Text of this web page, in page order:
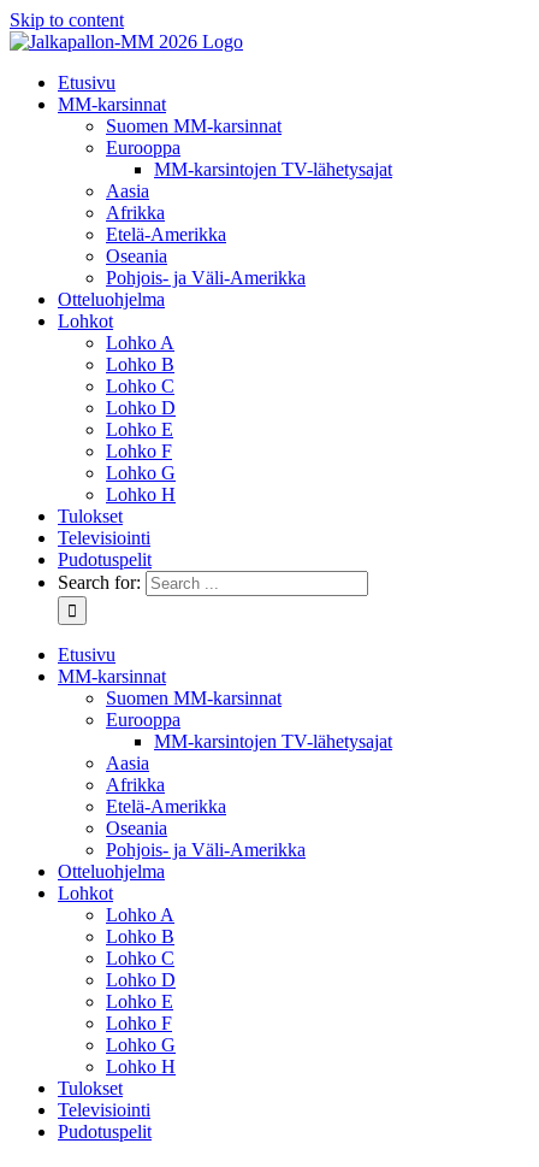
Skip to content
Etusivu
MM-karsinnat
Suomen MM-karsinnat
Eurooppa
MM-karsintojen TV-lähetysajat
Aasia
Afrikka
Etelä-Amerikka
Oseania
Pohjois- ja Väli-Amerikka
Otteluohjelma
Lohkot
Lohko A
Lohko B
Lohko C
Lohko D
Lohko E
Lohko F
Lohko G
Lohko H
Tulokset
Televisiointi
Pudotuspelit
Search for:
Etusivu
MM-karsinnat
Suomen MM-karsinnat
Eurooppa
MM-karsintojen TV-lähetysajat
Aasia
Afrikka
Etelä-Amerikka
Oseania
Pohjois- ja Väli-Amerikka
Otteluohjelma
Lohkot
Lohko A
Lohko B
Lohko C
Lohko D
Lohko E
Lohko F
Lohko G
Lohko H
Tulokset
Televisiointi
Pudotuspelit